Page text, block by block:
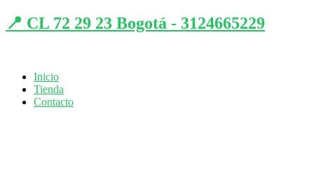
📍 CL 72 29 23 Bogotá - 3124665229
Inicio
Tienda
Contacto